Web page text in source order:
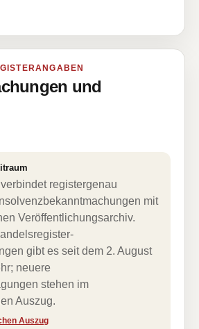
und
registergenau
mit
Veröffentlichungsarchiv.
gibt es seit dem 2. August
neuere
stehen im
Auszug.
Auszug